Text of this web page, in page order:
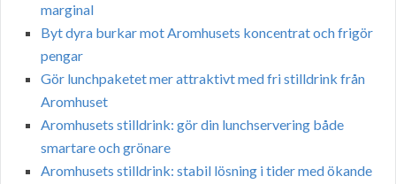
marginal
Byt dyra burkar mot Aromhusets koncentrat och frigör
pengar
Gör lunchpaketet mer attraktivt med fri stilldrink från
Aromhuset
Aromhusets stilldrink: gör din lunchservering både
smartare och grönare
Aromhusets stilldrink: stabil lösning i tider med ökande